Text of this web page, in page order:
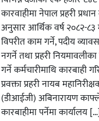
कारवाहीमा नेपाल प्रहरी
अनुसार आर्थिक वर्ष २०८२-
विपरीत काम गर्ने, पदीय
नगर्ने तथा प्रहरी
गर्ने कर्मचारीमाथि कारबाही
प्रवक्ता प्रहरी नायब
(डीआईजी) अबिनारायण
कारबाहीमा पर्नेमा कार्यालय